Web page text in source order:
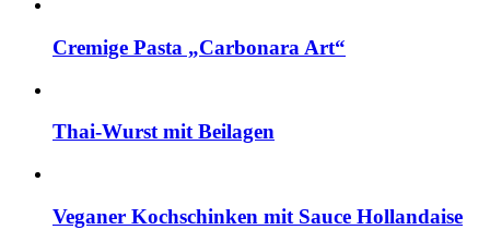
Cremige Pasta „Carbonara Art“
Thai-Wurst mit Beilagen
Veganer Kochschinken mit Sauce Hollandaise